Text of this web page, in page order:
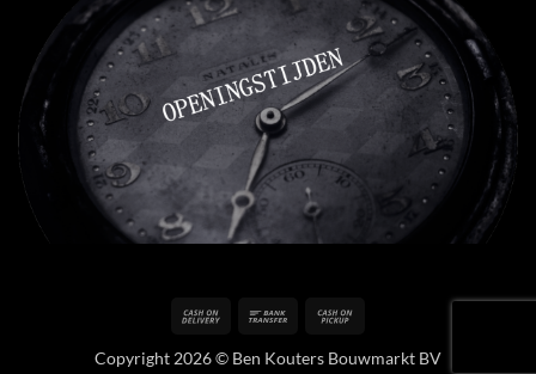
Cash
Delivery
Bank
Pickup
Copyright 2026 © Ben Kouters Bouwmarkt BV